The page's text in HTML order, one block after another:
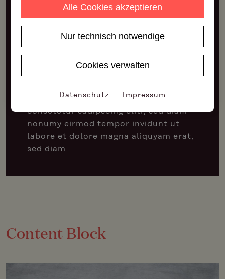
Lorem
Lorem ipsum
Lorem ipsum dolo
Lorem ipsum dolor sit amet,
consetetur sadipscing elitr, sed diam
nonumy eirmod tempor invidunt ut
labore et dolore magna aliquyam erat,
sed diam
Content Block
Alle Cookies akzeptieren
Nur technisch notwendige
Cookies verwalten
Datenschutz Impressum